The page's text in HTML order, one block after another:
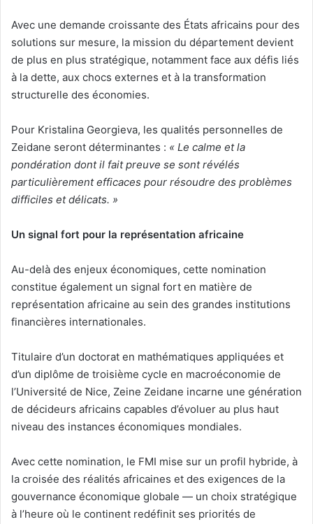
Avec une demande croissante des États africains pour des
solutions sur mesure, la mission du département devient
de plus en plus stratégique, notamment face aux défis liés
à la dette, aux chocs externes et à la transformation
structurelle des économies.
Pour Kristalina Georgieva, les qualités personnelles de
Zeidane seront déterminantes : « Le calme et la
pondération dont il fait preuve se sont révélés
particulièrement efficaces pour résoudre des problèmes
difficiles et délicats. »
Un signal fort pour la représentation africaine
Au-delà des enjeux économiques, cette nomination
constitue également un signal fort en matière de
représentation africaine au sein des grandes institutions
financières internationales.
Titulaire d’un doctorat en mathématiques appliquées et
d’un diplôme de troisième cycle en macroéconomie de
l’Université de Nice, Zeine Zeidane incarne une génération
de décideurs africains capables d’évoluer au plus haut
niveau des instances économiques mondiales.
Avec cette nomination, le FMI mise sur un profil hybride, à
la croisée des réalités africaines et des exigences de la
gouvernance économique globale — un choix stratégique
à l’heure où le continent redéfinit ses priorités de